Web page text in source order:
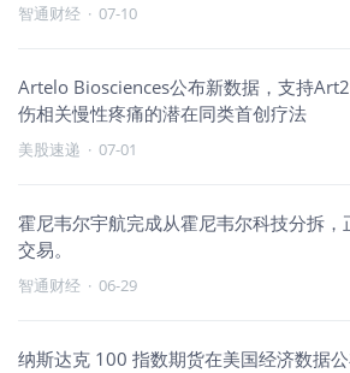
智通财经 · 07-10
Artelo Biosciences公布新数据，支持
伤相关慢性疼痛的潜在同类首创疗法
美股速递 · 07-01
霍尼韦尔宇航完成从霍尼韦尔科技分拆
交易。
智通财经 · 06-29
纳斯达克 100 指数期货在美国经济数据